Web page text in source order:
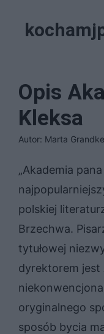
Opis
Kleksa
Autor: Marta Grandke
„Akademia
polskiej
Brzechwa.
tytułowej
dyrektorem jest
oryginalnego
sposób bycia